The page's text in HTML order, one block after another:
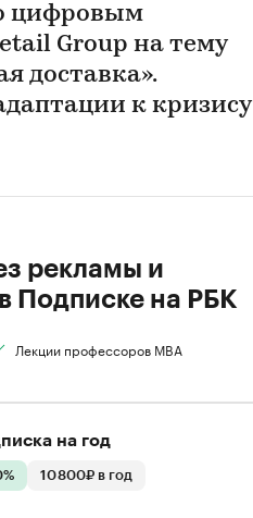
цифровым
Group на тему
доставка».
к кризису
рекламы и
Подписке на РБК
Лекции профессоров MBA
на год
10 800₽ в год